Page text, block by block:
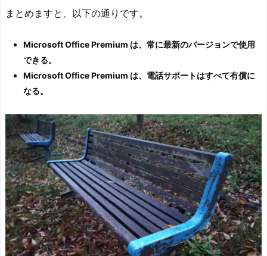
まとめますと、以下の通りです。
Microsoft Office Premium は、常に最新のバージョンで使用
できる。
Microsoft Office Premium は、電話サポートはすべて有償に
なる。